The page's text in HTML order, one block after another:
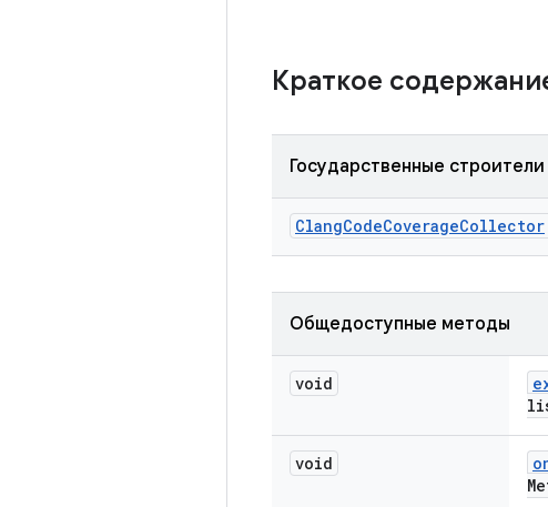
Краткое
Государственные строители
ClangCodeCoverageCollector
Общедоступные методы
void
void